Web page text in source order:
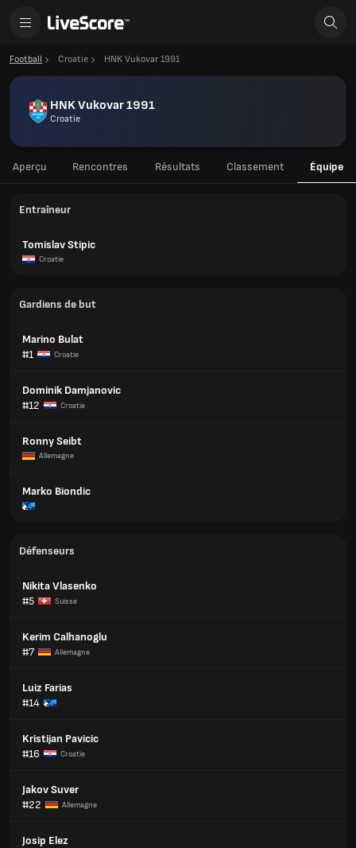
Football Croatie HNK Vukovar 1991
HNK Vukovar 1991
Croatie
Aperçu Rencontres Résultats Classement Équipe
Entraîneur
Tomislav Stipic
Croatie
Gardiens de but
Marino Bulat
#1
Croatie
Dominik Damjanovic
#12
Croatie
Ronny Seibt
Allemagne
Marko Biondic
Défenseurs
Nikita Vlasenko
#5
Suisse
Kerim Calhanoglu
#7
Allemagne
Luiz Farias
#14
Kristijan Pavicic
#16
Croatie
Jakov Suver
#22
Allemagne
Josip Elez